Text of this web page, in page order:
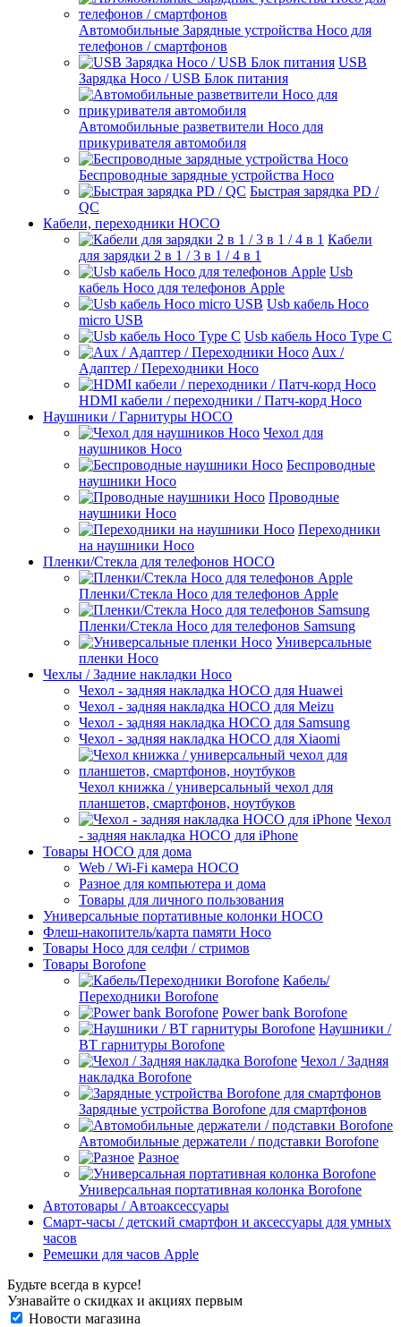
Автомобильные Зарядные устройства Hoco для
телефонов / смартфонов
USB
Зарядка Hoco / USB Блок питания
Автомобильные разветвители Hoco для
прикуривателя автомобиля
Беспроводные зарядные устройства Hoco
Быстрая зарядка PD /
QC
Кабели, переходники HOCO
Кабели
для зарядки 2 в 1 / 3 в 1 / 4 в 1
Usb
кабель Hoco для телефонов Apple
Usb кабель Hoco
micro USB
Usb кабель Hoco Type C
Aux /
Адаптер / Переходники Hoco
HDMI кабели / переходники / Патч-корд Hoco
Наушники / Гарнитуры HOCO
Чехол для
наушников Hoco
Беспроводные
наушники Hoco
Проводные
наушники Hoco
Переходники
на наушники Hoco
Пленки/Стекла для телефонов HOCO
Пленки/Стекла Hoco для телефонов Apple
Пленки/Стекла Hoco для телефонов Samsung
Универсальные
пленки Hoco
Чехлы / Задние накладки Hoco
Чехол - задняя накладка HOCO для Huawei
Чехол - задняя накладка HOCO для Meizu
Чехол - задняя накладка HOCO для Samsung
Чехол - задняя накладка HOCO для Xiaomi
Чехол книжка / универсальный чехол для
планшетов, смартфонов, ноутбуков
Чехол
- задняя накладка HOCO для iPhone
Товары HOCO для дома
Web / Wi-Fi камера HOCO
Разное для компьютера и дома
Товары для личного пользования
Универсальные портативные колонки HOCO
Флеш-накопитель/карта памяти Hoco
Товары Hoco для селфи / стримов
Товары Borofone
Кабель/
Переходники Borofone
Power bank Borofone
Наушники /
BT гарнитуры Borofone
Чехол / Задняя
накладка Borofone
Зарядные устройства Borofone для смартфонов
Автомобильные держатели / подставки Borofone
Разное
Универсальная портативная колонка Borofone
Автотовары / Автоаксессуары
Смарт-часы / детский смартфон и аксессуары для умных
часов
Ремешки для часов Apple
Будьте всегда в курсе!
Узнавайте о скидках и акциях первым
Новости магазина